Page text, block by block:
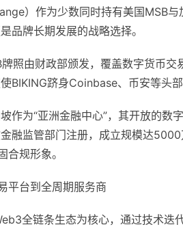
）作为少数同时持有美国MSB
品牌长期发展的战略选择。
照由财政部颁发，覆盖数字货币
BIKING跻身Coinbase、币安等头
作为“亚洲金融中心”，其开放的
融监管部门注册，成立规模达
规形象。
平台到全周期服务商
全链条生态为核心，通过技术迭